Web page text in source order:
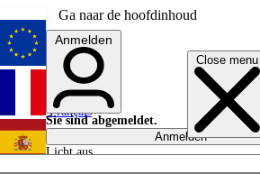
Ga naar de hoofdinhoud
Close menu
English
Français
Anmelden
Sie sind abgemeldet.
Anmelden
Licht aus